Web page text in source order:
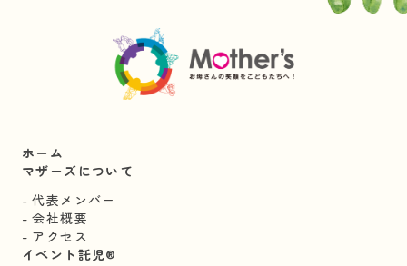
ホーム
マザーズについて
代表メンバー
会社概要
アクセス
イベント託児®︎